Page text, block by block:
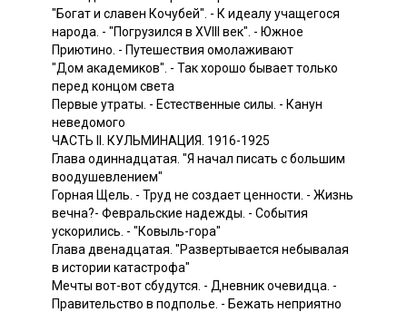
"Богат и славен Кочубей". - К идеалу учащегося
народа. - "Погрузился в XVIII век". - Южное
Приютино. - Путешествия омолаживают
"Дом академиков". - Так хорошо бывает только
перед концом света
Первые утраты. - Естественные силы. - Канун
неведомого
ЧАСТЬ II. КУЛЬМИНАЦИЯ. 1916-1925
Глава одиннадцатая. "Я начал писать с большим
воодушевлением"
Горная Щель. - Труд не создает ценности. - Жизнь
вечна?- Февральские надежды. - События
ускорились. - "Ковыль-гора"
Глава двенадцатая. "Развертывается небывалая
в истории катастрофа"
Мечты вот-вот сбудутся. - Дневник очевидца. -
Правительство в подполье. - Бежать неприятно